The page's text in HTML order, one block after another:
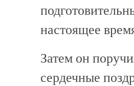
настоящее
Затем он
сердечные